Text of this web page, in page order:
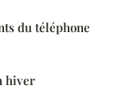
du téléphone
hiver